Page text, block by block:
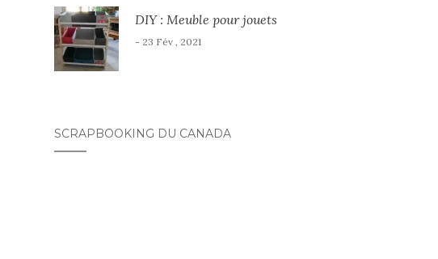
DIY : Meuble pour jouets
- 23 Fév , 2021
SCRAPBOOKING DU CANADA